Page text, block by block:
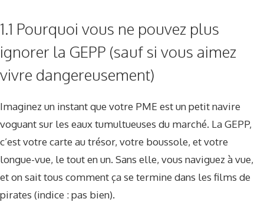
1.1 Pourquoi vous ne pouvez plus
ignorer la GEPP (sauf si vous aimez
vivre dangereusement)
Imaginez un instant que votre PME est un petit navire
voguant sur les eaux tumultueuses du marché. La GEPP,
c’est votre carte au trésor, votre boussole, et votre
longue-vue, le tout en un. Sans elle, vous naviguez à vue,
et on sait tous comment ça se termine dans les films de
pirates (indice : pas bien).